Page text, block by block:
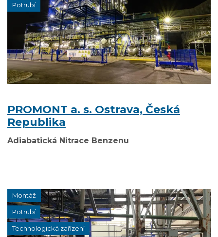
Potrubí
PROMONT a. s. Ostrava, Česká
Republika
Adiabatická Nitrace Benzenu
Montáž
Potrubí
Technologická zařízení